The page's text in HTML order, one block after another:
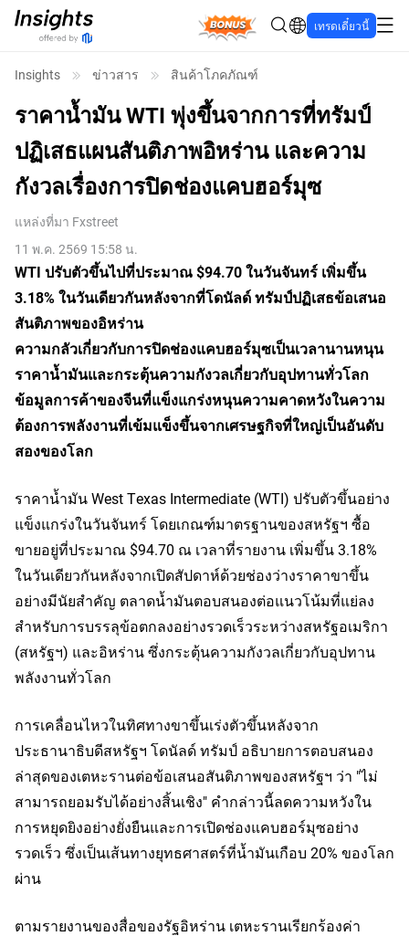
Bonus เทรดเดี๋ยวนี้
Insights ข่าวสาร สินค้าโภคภัณฑ์
ราคาน้ำมัน WTI พุ่งขึ้นจากการที่ทรัมป์
ปฏิเสธแผนสันติภาพอิหร่าน และความ
กังวลเรื่องการปิดช่องแคบฮอร์มุซ
แหล่งที่มา Fxstreet
11 พ.ค. 2569 15:58 น.
WTI ปรับตัวขึ้นไปที่ประมาณ $94.70 ในวันจันทร์ เพิ่มขึ้น
3.18% ในวันเดียวกันหลังจากที่โดนัลด์ ทรัมป์ปฏิเสธข้อเสนอ
สันติภาพของอิหร่าน
ความกลัวเกี่ยวกับการปิดช่องแคบฮอร์มุซเป็นเวลานานหนุน
ราคาน้ำมันและกระตุ้นความกังวลเกี่ยวกับอุปทานทั่วโลก
ข้อมูลการค้าของจีนที่แข็งแกร่งหนุนความคาดหวังในความ
ต้องการพลังงานที่เข้มแข็งขึ้นจากเศรษฐกิจที่ใหญ่เป็นอันดับ
สองของโลก
ราคาน้ำมัน West Texas Intermediate (WTI) ปรับตัวขึ้นอย่าง
แข็งแกร่งในวันจันทร์ โดยเกณฑ์มาตรฐานของสหรัฐฯ ซื้อ
ขายอยู่ที่ประมาณ $94.70 ณ เวลาที่รายงาน เพิ่มขึ้น 3.18%
ในวันเดียวกันหลังจากเปิดสัปดาห์ด้วยช่องว่างราคาขาขึ้น
อย่างมีนัยสำคัญ ตลาดน้ำมันตอบสนองต่อแนวโน้มที่แย่ลง
สำหรับการบรรลุข้อตกลงอย่างรวดเร็วระหว่างสหรัฐอเมริกา
(สหรัฐฯ) และอิหร่าน ซึ่งกระตุ้นความกังวลเกี่ยวกับอุปทาน
พลังงานทั่วโลก
การเคลื่อนไหวในทิศทางขาขึ้นเร่งตัวขึ้นหลังจาก
ประธานาธิบดีสหรัฐฯ โดนัลด์ ทรัมป์ อธิบายการตอบสนอง
ล่าสุดของเตหะรานต่อข้อเสนอสันติภาพของสหรัฐฯ ว่า "ไม่
สามารถยอมรับได้อย่างสิ้นเชิง" คำกล่าวนี้ลดความหวังใน
การหยุดยิงอย่างยั่งยืนและการเปิดช่องแคบฮอร์มุซอย่าง
รวดเร็ว ซึ่งเป็นเส้นทางยุทธศาสตร์ที่น้ำมันเกือบ 20% ของโลก
ผ่าน
ตามรายงานของสื่อของรัฐอิหร่าน เตหะรานเรียกร้องค่า